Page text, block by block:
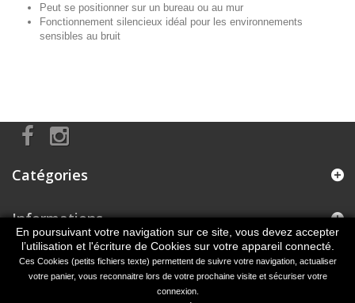
Peut se positionner sur un bureau ou au mur
Fonctionnement silencieux idéal pour les environnements
sensibles au bruit
Catégories
Informations
Informations sur votre boutique
En poursuivant votre navigation sur ce site, vous devez accepter
l’utilisation et l'écriture de Cookies sur votre appareil connecté.
Ces Cookies (petits fichiers texte) permettent de suivre votre navigation, actualiser
votre panier, vous reconnaitre lors de votre prochaine visite et sécuriser votre
connexion.